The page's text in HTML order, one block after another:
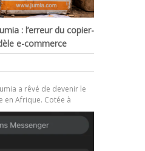
: l’erreur du copier-
e-commerce
a rêvé de devenir le
en Afrique. Cotée à